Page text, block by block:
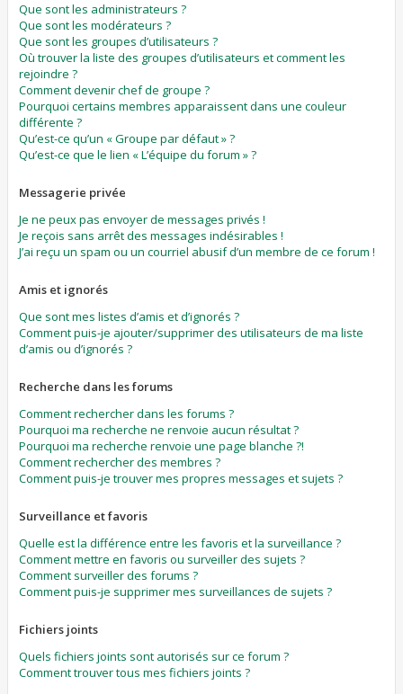
Que sont les administrateurs ?
Que sont les modérateurs ?
Que sont les groupes d’utilisateurs ?
Où trouver la liste des groupes d’utilisateurs et comment les
rejoindre ?
Comment devenir chef de groupe ?
Pourquoi certains membres apparaissent dans une couleur
différente ?
Qu’est-ce qu’un « Groupe par défaut » ?
Qu’est-ce que le lien « L’équipe du forum » ?
Messagerie privée
Je ne peux pas envoyer de messages privés !
Je reçois sans arrêt des messages indésirables !
J’ai reçu un spam ou un courriel abusif d’un membre de ce forum !
Amis et ignorés
Que sont mes listes d’amis et d’ignorés ?
Comment puis-je ajouter/supprimer des utilisateurs de ma liste
d’amis ou d’ignorés ?
Recherche dans les forums
Comment rechercher dans les forums ?
Pourquoi ma recherche ne renvoie aucun résultat ?
Pourquoi ma recherche renvoie une page blanche ?!
Comment rechercher des membres ?
Comment puis-je trouver mes propres messages et sujets ?
Surveillance et favoris
Quelle est la différence entre les favoris et la surveillance ?
Comment mettre en favoris ou surveiller des sujets ?
Comment surveiller des forums ?
Comment puis-je supprimer mes surveillances de sujets ?
Fichiers joints
Quels fichiers joints sont autorisés sur ce forum ?
Comment trouver tous mes fichiers joints ?